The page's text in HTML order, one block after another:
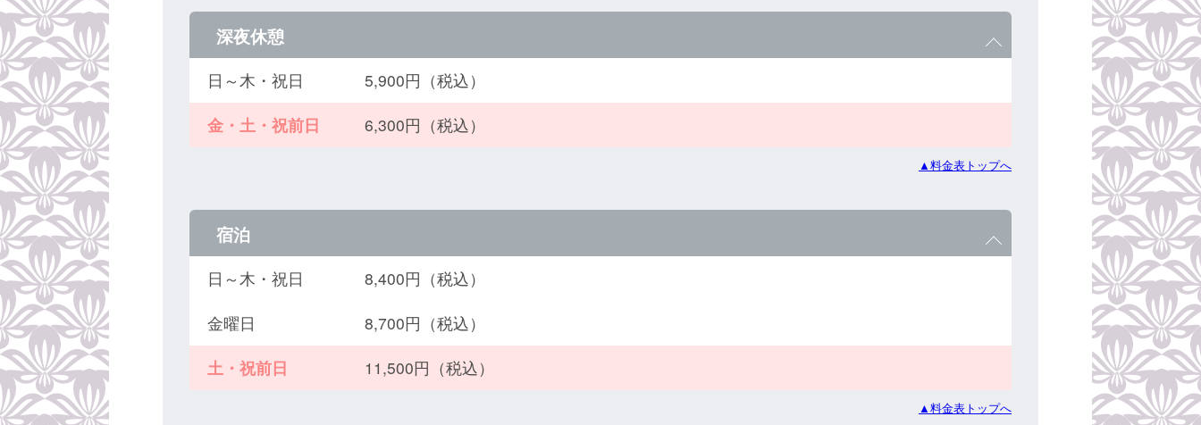
深夜休憩
日～木・祝日
5,900円（税込）
金・土・祝前日
6,300円（税込）
▲料金表トップへ
宿泊
日～木・祝日
8,400円（税込）
金曜日
8,700円（税込）
土・祝前日
11,500円（税込）
▲料金表トップへ